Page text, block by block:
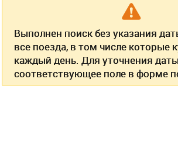
Выполнен поиск без указания
все поезда, в том числе которые
каждый день. Для уточнения
соответствующее поле в форме